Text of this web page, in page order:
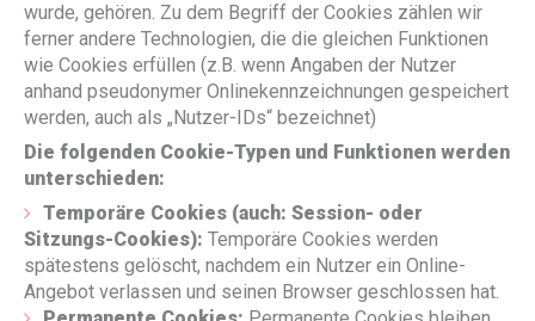
wurde, gehören. Zu dem Begriff der Cookies zählen wir
ferner andere Technologien, die die gleichen Funktionen
wie Cookies erfüllen (z.B. wenn Angaben der Nutzer
anhand pseudonymer Onlinekennzeichnungen gespeichert
werden, auch als „Nutzer-IDs“ bezeichnet)
Die folgenden Cookie-Typen und Funktionen werden
unterschieden:
Temporäre Cookies (auch: Session- oder
Sitzungs-Cookies): Temporäre Cookies werden
spätestens gelöscht, nachdem ein Nutzer ein Online-
Angebot verlassen und seinen Browser geschlossen hat.